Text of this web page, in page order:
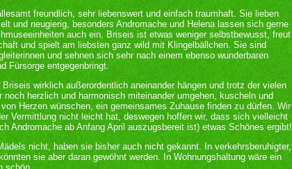
freundlich, sehr liebenswert und einfach traumhaft. Sie lieben
und neugierig, besonders Andromache und Helena lassen sich gerne
auch ein. Briseis ist etwas weniger selbstbewusst, freut
und spielt am liebsten ganz wild mit Klingelbällchen. Sie sind
und sehnen sich sehr nach einem ebenso wunderbaren
Fürsorge entgegenbringt.
Briseis wirklich außerordentlich aneinander hängen und trotz der vielen
noch herzlich und harmonisch miteinander umgehen, kuscheln und
Herzen wünschen, ein gemeinsames Zuhause finden zu dürfen. Wir
Vermittlung nicht leicht hat, deswegen hoffen wir, dass sich vielleicht
Andromache ab Anfang April auszugsbereit ist) etwas Schönes ergibt!
nicht, haben sie bisher auch nicht gekannt. In verkehrsberuhigter,
sie aber daran gewöhnt werden. In Wohnungshaltung wäre ein